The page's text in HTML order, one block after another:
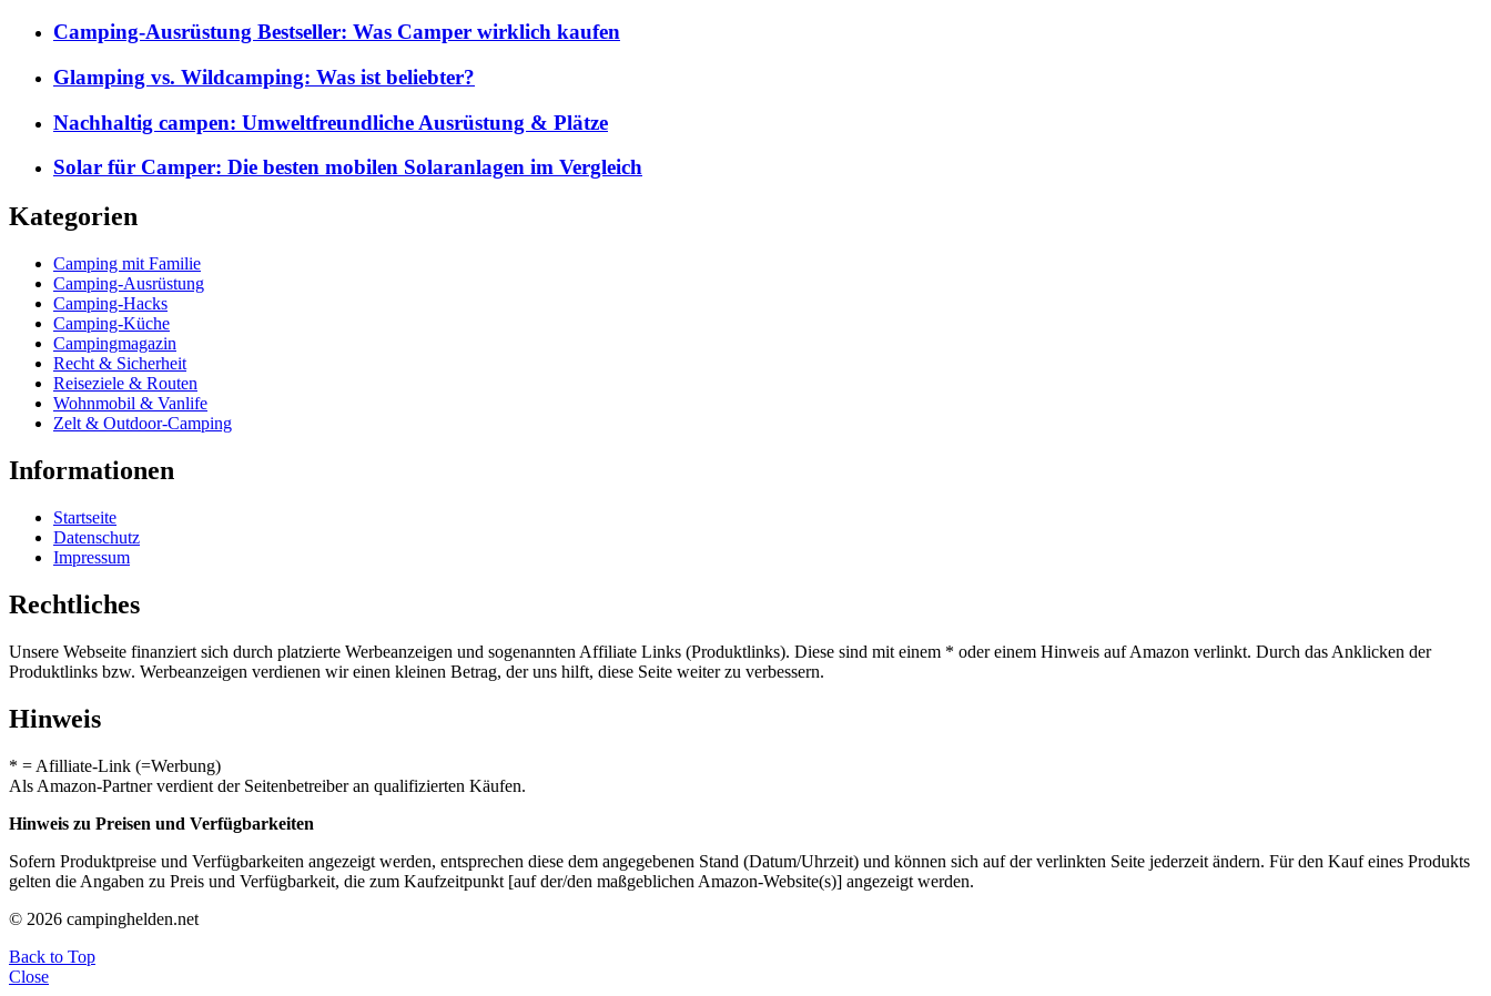
Camping-Ausrüstung Bestseller: Was Camper wirklich kaufen
Glamping vs. Wildcamping: Was ist beliebter?
Nachhaltig campen: Umweltfreundliche Ausrüstung & Plätze
Solar für Camper: Die besten mobilen Solaranlagen im Vergleich
Kategorien
Camping mit Familie
Camping-Ausrüstung
Camping-Hacks
Camping-Küche
Campingmagazin
Recht & Sicherheit
Reiseziele & Routen
Wohnmobil & Vanlife
Zelt & Outdoor-Camping
Informationen
Startseite
Datenschutz
Impressum
Rechtliches
Unsere Webseite finanziert sich durch platzierte Werbeanzeigen und sogenannten Affiliate Links (Produktlinks). Diese sind mit einem * oder einem Hinweis auf Amazon verlinkt. Durch das Anklicken der
Produktlinks bzw. Werbeanzeigen verdienen wir einen kleinen Betrag, der uns hilft, diese Seite weiter zu verbessern.
Hinweis
* = Afilliate-Link (=Werbung)
Als Amazon-Partner verdient der Seitenbetreiber an qualifizierten Käufen.
Hinweis zu Preisen und Verfügbarkeiten
Sofern Produktpreise und Verfügbarkeiten angezeigt werden, entsprechen diese dem angegebenen Stand (Datum/Uhrzeit) und können sich auf der verlinkten Seite jederzeit ändern. Für den Kauf eines Produkts
gelten die Angaben zu Preis und Verfügbarkeit, die zum Kaufzeitpunkt [auf der/den maßgeblichen Amazon-Website(s)] angezeigt werden.
© 2026 campinghelden.net
Back to Top
Close